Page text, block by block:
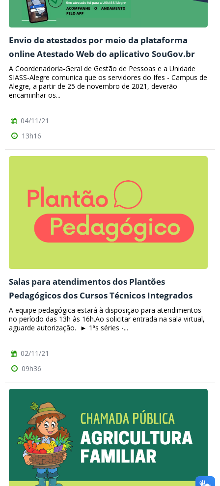
Envio de atestados por meio da plataforma
online Atestado Web do aplicativo SouGov.br
A Coordenadoria-Geral de Gestão de Pessoas e a Unidade
SIASS-Alegre comunica que os servidores do Ifes - Campus de
Alegre, a partir de 25 de novembro de 2021, deverão
encaminhar os...
04/11/21
13h16
Salas para atendimentos dos Plantões
Pedagógicos dos Cursos Técnicos Integrados
A equipe pedagógica estará à disposição para atendimentos
no período das 13h às 16h.Ao solicitar entrada na sala virtual,
aguarde autorização. ► 1ªs séries -...
02/11/21
09h36